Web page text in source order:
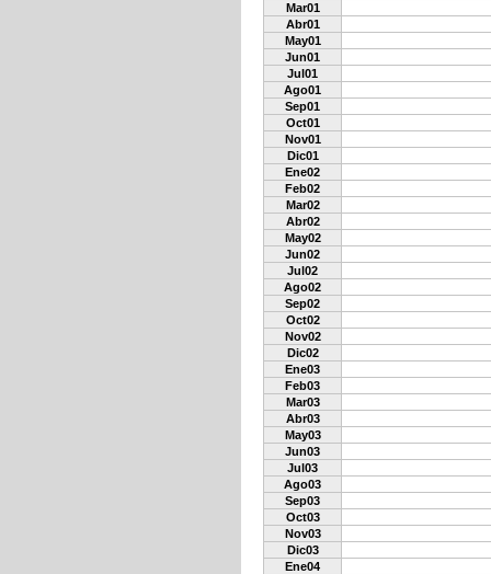
Mar01
Abr01
May01
Jun01
Jul01
Ago01
Sep01
Oct01
Nov01
Dic01
Ene02
Feb02
Mar02
Abr02
May02
Jun02
Jul02
Ago02
Sep02
Oct02
Nov02
Dic02
Ene03
Feb03
Mar03
Abr03
May03
Jun03
Jul03
Ago03
Sep03
Oct03
Nov03
Dic03
Ene04